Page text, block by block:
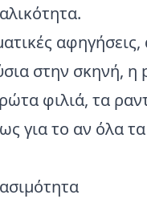
στην σκηνή,
φιλιά, τα
για το αν όλα